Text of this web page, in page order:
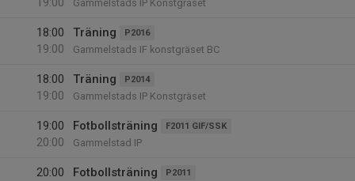
Gammelstads IP Konstgräset
18:00
19:00
Träning P2016
Gammelstads IF konstgräset BC
18:00
19:00
Träning P2014
Gammelstads IP Konstgräset
19:00
20:00
Fotbollsträning F2011 GIF/SSK
Gammelstad IP
20:00
Fotbollsträning P2011